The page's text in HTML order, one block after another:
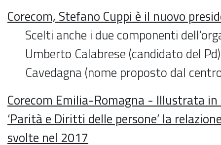
Corecom, Stefano Cuppi è il nuovo
Scelti anche i due componenti
Umberto Calabrese (candidato del
Cavedagna (nome proposto dal
Corecom Emilia-Romagna - Illustrata
‘Parità e Diritti delle persone’ la
svolte nel 2017